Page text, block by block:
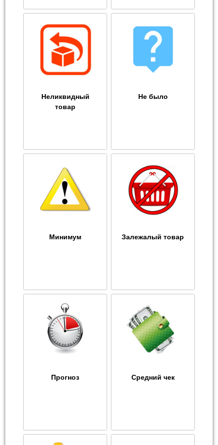
Неликвидный
товар
Не было
Минимум Залежалый товар
Прогноз Средний чек